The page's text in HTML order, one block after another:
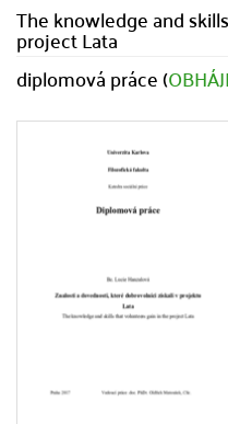
The knowledge and
project Lata
diplomová práce (